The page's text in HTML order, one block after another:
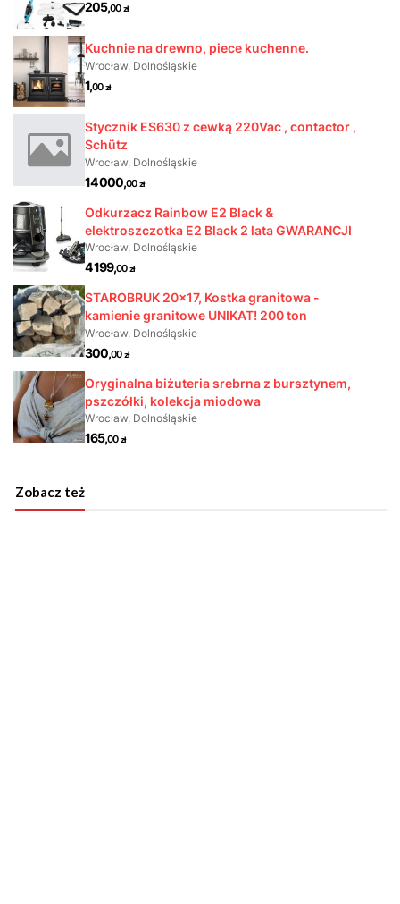
Zobacz też